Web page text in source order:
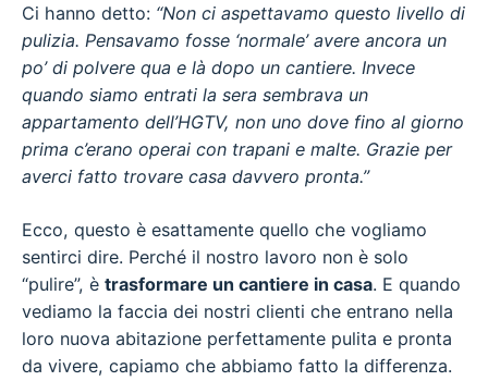
Ci hanno detto: “Non ci aspettavamo questo livello di
pulizia. Pensavamo fosse ‘normale’ avere ancora un
po’ di polvere qua e là dopo un cantiere. Invece
quando siamo entrati la sera sembrava un
appartamento dell’HGTV, non uno dove fino al giorno
prima c’erano operai con trapani e malte. Grazie per
averci fatto trovare casa davvero pronta.”
Ecco, questo è esattamente quello che vogliamo
sentirci dire. Perché il nostro lavoro non è solo
“pulire”, è trasformare un cantiere in casa. E quando
vediamo la faccia dei nostri clienti che entrano nella
loro nuova abitazione perfettamente pulita e pronta
da vivere, capiamo che abbiamo fatto la differenza.